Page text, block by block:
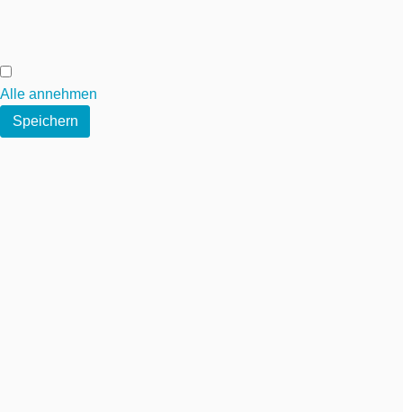
Externe Medien
Alle annehmen
Speichern